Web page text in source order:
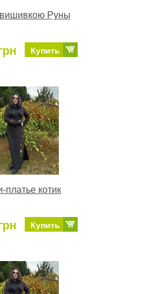
вишивкою Руны
Купить
платье котик
Купить